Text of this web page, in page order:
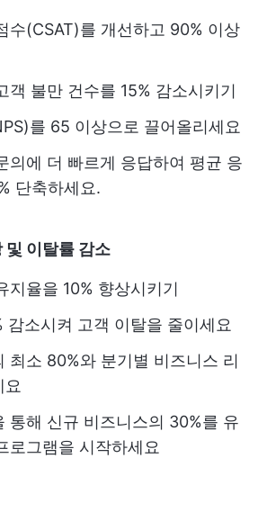
수(CSAT)를 개선하고 90% 이상
객 불만 건수를 15% 감소시키기
를 65 이상으로 끌어올리세요
의에 더 빠르게 응답하여 평균 응
단축하세요.
및 이탈률 감소
지율을 10% 향상시키기
감소시켜 고객 이탈을 줄이세요
최소 80%와 분기별 비즈니스 리
통해 신규 비즈니스의 30%를 유
로그램을 시작하세요